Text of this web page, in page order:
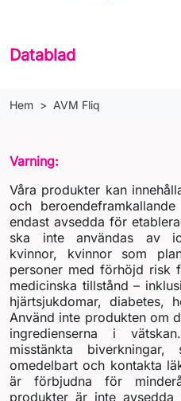
Datablad
Hem AVM Fliq
Varning:
Våra produkter kan
och
endast avsedda för
ska inte användas av
kvinnor, kvinnor som
personer med förhöjd risk
medicinska tillstånd –
hjärtsjukdomar, diabetes,
Använd inte produkten om
ingredienserna i
misstänkta
omedelbart och kontakta
är förbjudna för
produkter är inte